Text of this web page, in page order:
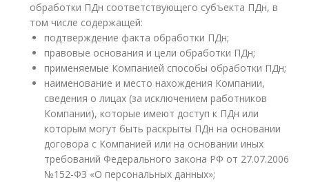
обработки ПДн соответствующего субъекта ПДн, в
том числе содержащей:
подтверждение факта обработки ПДн;
правовые основания и цели обработки ПДн;
применяемые Компанией способы обработки ПДн;
наименование и место нахождения Компании,
сведения о лицах (за исключением работников
Компании), которые имеют доступ к ПДн или
которым могут быть раскрыты ПДн на основании
договора с Компанией или на основании иных
требований Федерального закона РФ от 27.07.2006
№152-ФЗ «О персональных данных»;